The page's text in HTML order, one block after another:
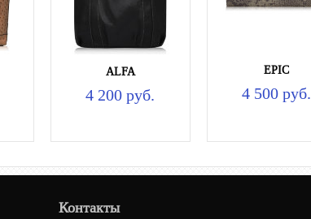
ALFA
4 200 руб.
EPIC
4 500 руб.
Контакты